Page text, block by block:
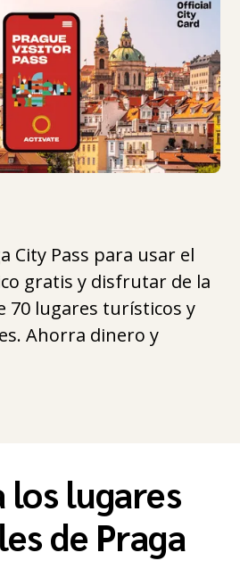
City Pass para usar el
gratis y disfrutar de la
70 lugares turísticos y
Ahorra dinero y
los lugares
de Praga